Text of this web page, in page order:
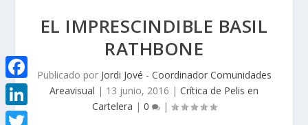
EL IMPRESCINDIBLE BASIL
RATHBONE
Publicado por Jordi Jové - Coordinador Comunidades
Areavisual | 13 junio, 2016 | Crítica de Pelis en
Cartelera | 0 |
F
a
L